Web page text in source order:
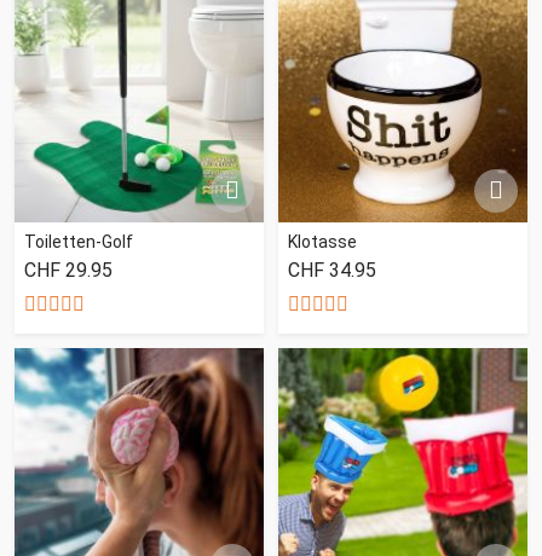
Toiletten-Golf
CHF 29.95
Klotasse
CHF 34.95